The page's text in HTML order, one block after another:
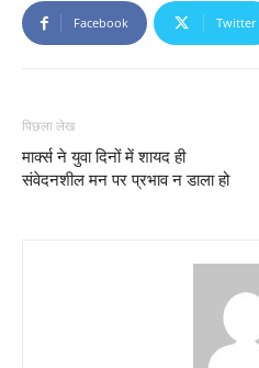
Facebook Twitter
पिछला लेख
मार्क्स ने युवा दिनों में शायद ही
संवेदनशील मन पर प्रभाव न डाला हो